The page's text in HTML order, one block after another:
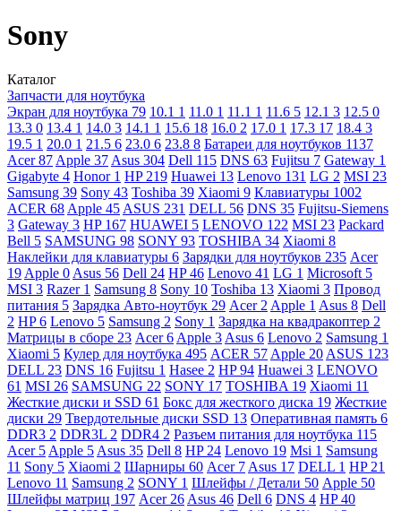
Sony
Каталог
Запчасти для ноутбука
Экран для ноутбука 79 10.1 1 11.0 1 11.1 1 11.6 5 12.1 3 12.5 0
13.3 0 13.4 1 14.0 3 14.1 1 15.6 18 16.0 2 17.0 1 17.3 17 18.4 3
19.5 1 20.0 1 21.5 6 23.0 6 23.8 8 Батареи для ноутбуков 1137
Acer87 Apple 37 Asus 304 Dell 115 DNS 63 Fujitsu 7 Gateway 1
Gigabyte 4 Honor 1 HP 219 Huawei 13 Lenovo 131 LG 2 MSI 23
Samsung 39 Sony 43 Toshiba 39 Xiaomi 9 Клавиатуры 1002
ACER 68 Apple 45 ASUS 231 DELL 56 DNS 35 Fujitsu-Siemens
3 Gateway 3 HP 167 HUAWEI 5 LENOVO 122 MSI 23 Packard
Bell 5 SAMSUNG 98 SONY 93 TOSHIBA 34 Xiaomi 8
Наклейки для клавиатуры 6 Зарядки для ноутбуков 235 Acer
19 Apple 0 Asus 56 Dell 24 HP46 Lenovo 41 LG 1 Microsoft 5
MSI 3 Razer 1 Samsung 8 Sony 10 Toshiba 13 Xiaomi 3 Провод
питания 5 Зарядка Авто-ноутбук 29 Acer 2 Apple 1 Asus 8 Dell
2 HP6 Lenovo 5 Samsung 2 Sony 1 Зарядка на квадракоптер 2
Матрицы в сборе 23 Acer6 Apple 3 Asus 6 Lenovo 2 Samsung 1
Xiaomi 5 Кулер для ноутбука 495 ACER 57 Apple 20 ASUS 123
DELL 23 DNS 16 Fujitsu 1 Hasee 2 HP94 Huawei 3 LENOVO
61 MSI 26 SAMSUNG 22 SONY 17 TOSHIBA 19 Xiaomi 11
Жесткие диски и SSD 61 Бокс для жесткого диска 19 Жесткие
диски 29 Твердотельные диски SSD 13 Оперативная память 6
DDR3 2 DDR3L 2 DDR4 2 Разъем питания для ноутбука 115
Acer 5 Apple 5 Asus 35 Dell 8 HP 24 Lenovo 19 Msi 1 Samsung
11 Sony 5 Xiaomi 2 Шарниры 60 Acer 7 Asus 17 DELL 1 HP 21
Lenovo 11 Samsung 2 SONY 1 Шлейфы / Детали 50 Apple 50
Шлейфы матриц 197 Acer 26 Asus 46 Dell 6 DNS 4 HP40